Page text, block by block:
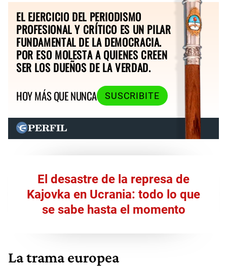
EL EJERCICIO DEL PERIODISMO
PROFESIONAL Y CRÍTICO ES UN PILAR
FUNDAMENTAL DE LA DEMOCRACIA.
POR ESO MOLESTA A QUIENES CREEN
SER LOS DUEÑOS DE LA VERDAD.
HOY MÁS QUE NUNCA
SUSCRIBITE
El desastre de la represa de
Kajovka en Ucrania: todo lo que
se sabe hasta el momento
La trama europea